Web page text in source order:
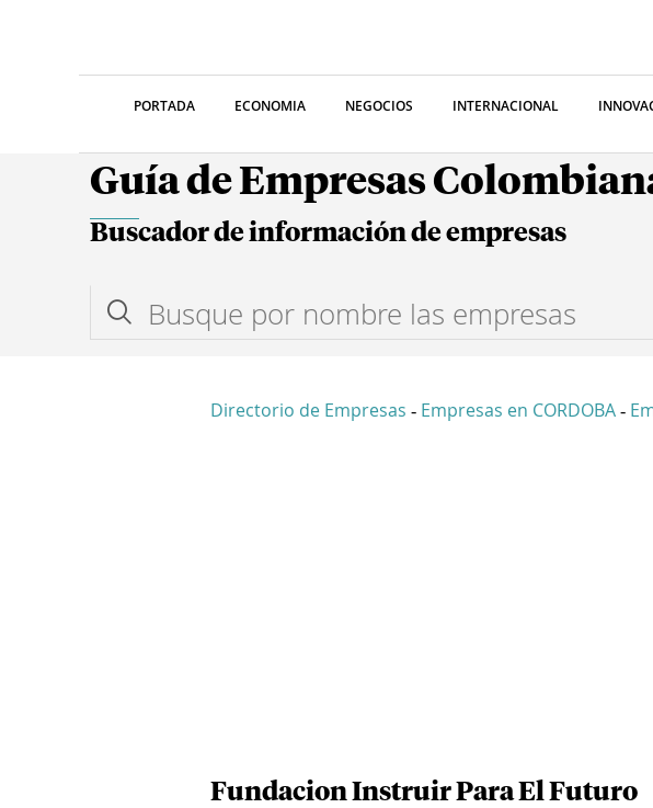
PORTADA ECONOMIA NEGOCIOS INTERNACIONAL
Guía de Empresas
Buscador de información de empresas
Directorio de Empresas - Empresas en CORDOBA -
Fundacion Instruir Para El Futuro